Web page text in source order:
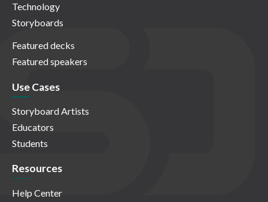
Technology
Storyboards
Featured decks
Featured speakers
Use Cases
Storyboard Artists
Educators
Students
Resources
Help Center